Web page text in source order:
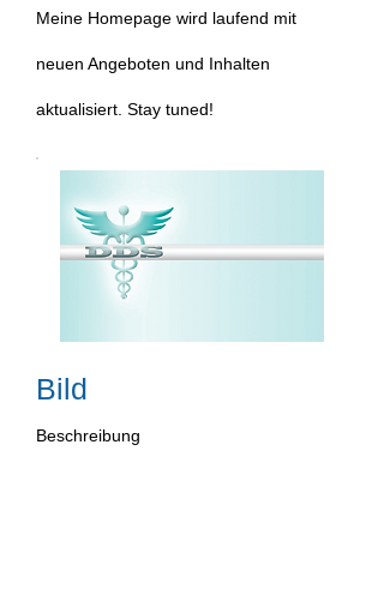
Meine Homepage wird laufend mit
neuen Angeboten und Inhalten
aktualisiert. Stay tuned!
Bild
Beschreibung